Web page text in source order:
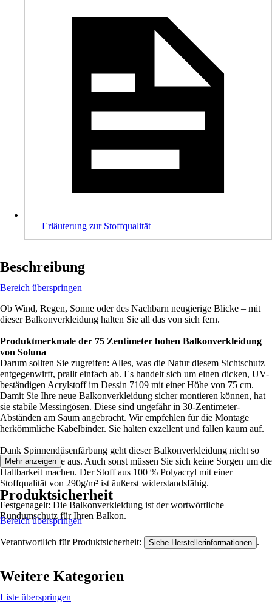
Erläuterung zur Stoffqualität
Beschreibung
Bereich überspringen
Ob Wind, Regen, Sonne oder des Nachbarn neugierige Blicke – mit
dieser Balkonverkleidung halten Sie all das von sich fern.
Produktmerkmale der 75 Zentimeter hohen Balkonverkleidung
von Soluna
Darum sollten Sie zugreifen: Alles, was die Natur diesem Sichtschutz
entgegenwirft, prallt einfach ab. Es handelt sich um einen dicken, UV-
beständigen Acrylstoff im Dessin 7109 mit einer Höhe von 75 cm.
Damit Sie Ihre neue Balkonverkleidung sicher montieren können, hat
sie stabile Messingösen. Diese sind ungefähr in 30-Zentimeter-
Abständen am Saum angebracht. Wir empfehlen für die Montage
herkömmliche Kabelbinder. Sie halten exzellent und fallen kaum auf.
Dank Spinnendüsenfärbung geht dieser Balkonverkleidung nicht so
schnell die Farbe aus. Auch sonst müssen Sie sich keine Sorgen um die
Haltbarkeit machen. Der Stoff aus 100 % Polyacryl mit einer
Stoffqualität von 290g/m² ist äußerst widerstandsfähig.
Festgenagelt: Die Balkonverkleidung ist der wortwörtliche
Rundumschutz für Ihren Balkon.
Mehr anzeigen
Produktsicherheit
Bereich überspringen
Verantwortlich für Produktsicherheit: Siehe Herstellerinformationen .
Weitere Kategorien
Liste überspringen